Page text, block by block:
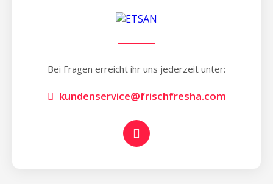
Bei Fragen erreicht ihr uns jederzeit unter:
kundenservice@frischfresha.com